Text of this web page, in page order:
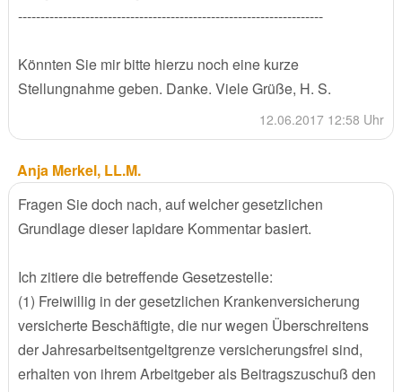
--------------------------------------------------------------------
Könnten Sie mir bitte hierzu noch eine kurze
Stellungnahme geben. Danke. Viele Grüße, H. S.
12.06.2017 12:58 Uhr
Anja Merkel, LL.M.
Fragen Sie doch nach, auf welcher gesetzlichen
Grundlage dieser lapidare Kommentar basiert.
Ich zitiere die betreffende Gesetzestelle:
(1) Freiwillig in der gesetzlichen Krankenversicherung
versicherte Beschäftigte, die nur wegen Überschreitens
der Jahresarbeitsentgeltgrenze versicherungsfrei sind,
erhalten von ihrem Arbeitgeber als Beitragszuschuß den